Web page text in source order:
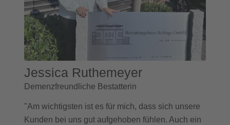
Jessica Ruthemeyer
Demenzfreundliche Bestatterin
"Am wichtigsten ist es für mich, dass sich unsere
Kunden bei uns gut aufgehoben fühlen. Auch ein